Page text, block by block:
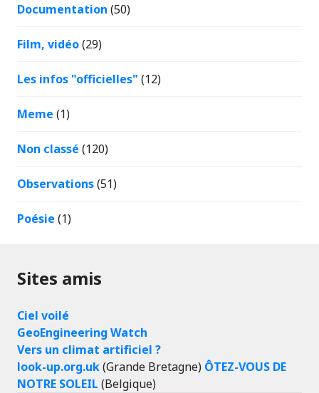
Documentation (50)
Film, vidéo(29)
Les infos "officielles" (12)
Meme (1)
Non classé (120)
Observations(51)
Poésie (1)
Sites amis
Ciel voilé
GeoEngineering Watch
Vers un climat artificiel ?
look-up.org.uk(Grande Bretagne) ÔTEZ-VOUS DE
NOTRE SOLEIL (Belgique)